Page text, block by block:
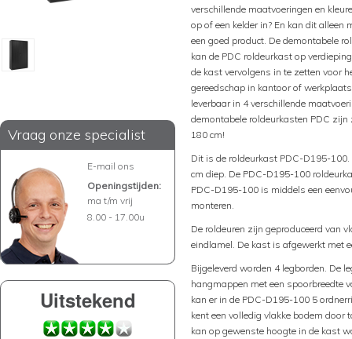
Vraag onze specialist
E-mail ons
Openingstijden:
ma t/m vrij
8.00 - 17.00u
Uitstekend
verschillende maatvoeringen en
op of een kelder in? En kan dit
een goed product. De demontabele
kan de PDC roldeurkast op
de kast vervolgens in te zetten voor
gereedschap in kantoor of
leverbaar in 4 verschillende
demontabele roldeurkasten PDC
180 cm!
Dit is de roldeurkast PDC-D195-
cm diep. De PDC-D195-100
PDC-D195-100 is middels een
monteren.
De roldeuren zijn geproduceerd van
eindlamel. De kast is afgewerkt met
Bijgeleverd worden 4 legborden. De
hangmappen met een spoorbreedte
kan er in de PDC-D195-100 5
kent een volledig vlakke bodem door
kan op gewenste hoogte in de kast